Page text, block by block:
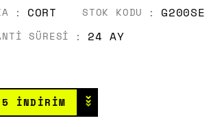
CORT STOK KODU G200SE
SÜRESI 24 AY
İNDİRİM
⌄
⌄
⌄